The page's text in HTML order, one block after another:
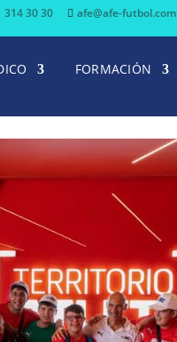
314 30 30 afe@afe-futbol.com
FORMACIÓN